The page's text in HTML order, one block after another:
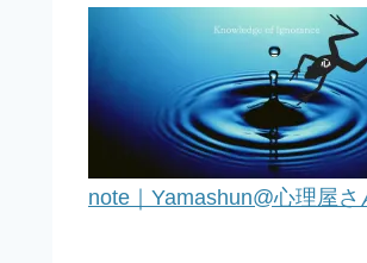
note｜Yamashun@心理屋さ